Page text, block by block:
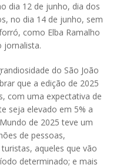
dia 12 de junho, dia dos
no dia 14 de junho, sem
como Elba Ramalho
jornalista.
do São João
que a edição de 2025
com uma expectativa de
seja elevado em 5% a
de 2025 teve um
de pessoas,
aqueles que vão
determinado; e mais